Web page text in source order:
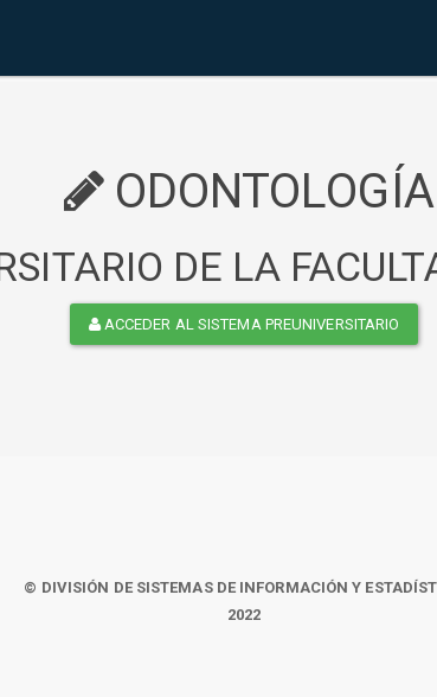
ODONTOLOGÍA
DE LA
ACCEDER AL SISTEMA PREUNIVERSITARIO
© DIVISIÓN DE SISTEMAS DE INFORMACIÓN Y
2022